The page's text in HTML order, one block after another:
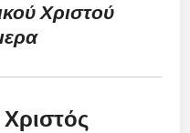
Χριστού